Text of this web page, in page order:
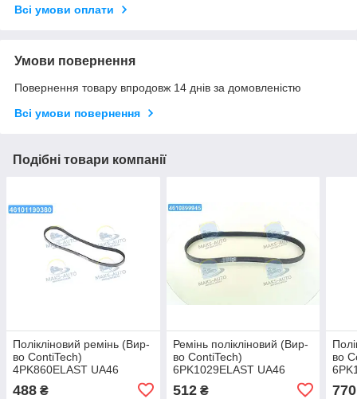
Всі умови оплати
Умови повернення
Повернення товару впродовж 14 днів за домовленістю
Всі умови повернення
Подібні товари компанії
Полікліновий ремінь (Вир-
во ContiTech)
4PK860ELAST UA46
488 ₴
Ремінь полікліновий (Вир-
во ContiTech)
6PK1029ELAST UA46
512₴
во
770